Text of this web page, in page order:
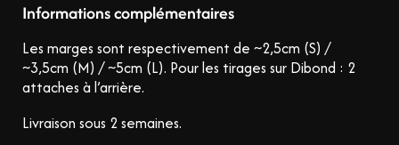
Informations complémentaires
Les marges sont respectivement de ~2,5cm (S) /
~3,5cm (M) / ~5cm (L). Pour les tirages sur Dibond : 2
attaches à l’arrière.
Livraison sous 2 semaines.